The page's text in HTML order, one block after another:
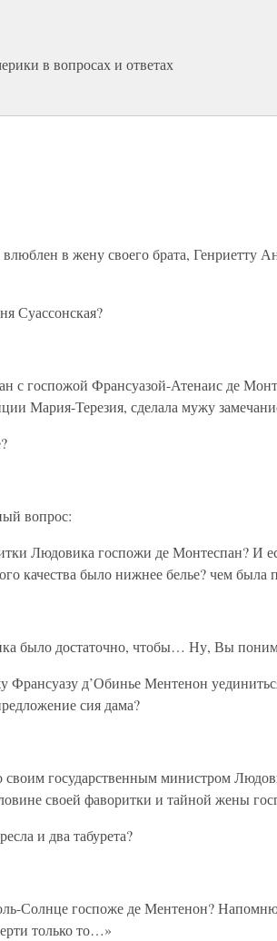
в вопросах и ответах
в жену своего брата, Генриетту
Суассонская?
с госпожой Франсуазой-Атенаис де
Мария-Терезия, сделала мужу
вопрос:
Людовика госпожи де Монтеспан? И
качества было нижнее белье? чем была
было достаточно, чтобы… Ну, Вы
Франсуазу д’Обинье Ментенон
сия дама?
государственным министром
своей фаворитки и тайной жены
и два табурета?
Солнце госпоже де Ментенон?
только то…»